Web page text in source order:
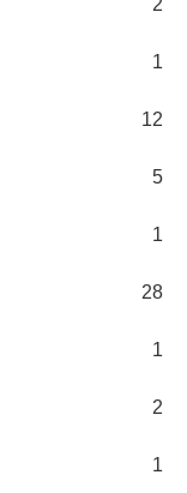
2
1
12
5
1
28
1
2
1